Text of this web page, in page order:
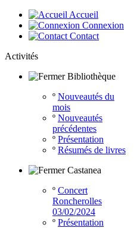
Accueil
Connexion
Contact
Activités
Bibliothèque
º Nouveautés du
mois
º Nouveautés
précédentes
º Présentation
º Résumés de livres
Castanea
º Concert
Roncherolles
03/02/2024
º Présentation